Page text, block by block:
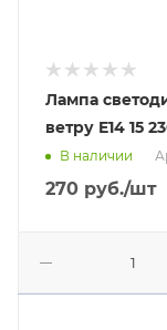
Лампа
ветру E14 15
В наличии
270 руб./шт